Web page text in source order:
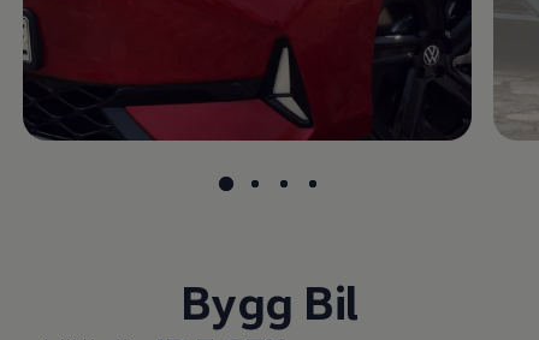
Bygg Bil